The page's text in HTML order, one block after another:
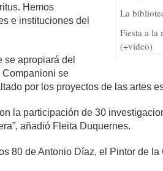
La
Fiesta a la
(+video)
Hemos
e instituciones del
apropiará del
Companioni se
por los proyectos de las artes
la participación de 30
añadió Fleita Duquernes.
80 de Antonio Díaz, el Pintor de